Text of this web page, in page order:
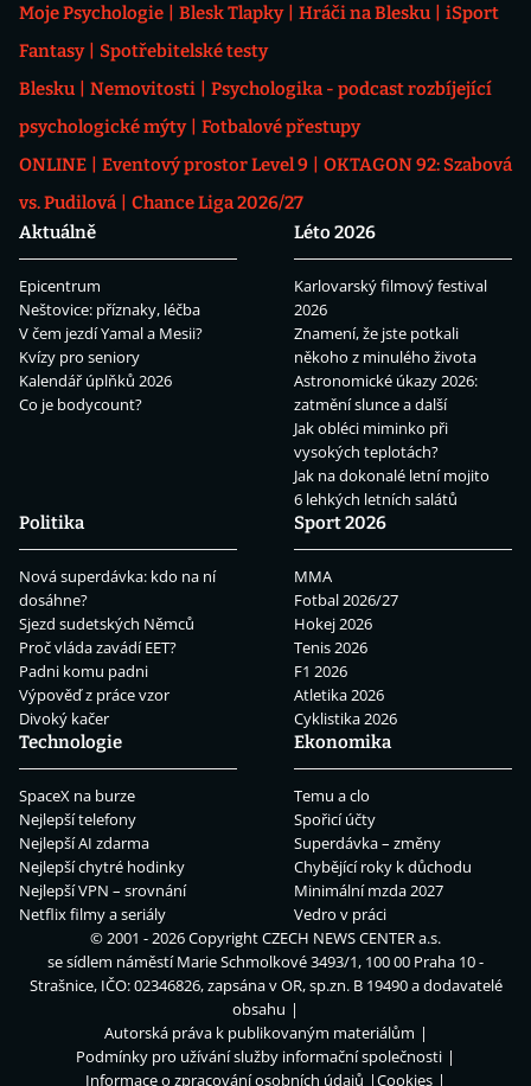
Moje Psychologie Blesk Tlapky Hráči na Blesku
iSport
Fantasy
Spotřebitelské testy
Blesku
Nemovitosti
Psychologika - podcast rozbíjející
psychologické mýty
Fotbalové přestupy
ONLINE
Eventový prostor Level 9
OKTAGON 92: Szabová
vs. Pudilová
Chance Liga 2026/27
Aktuálně
Epicentrum
Neštovice: příznaky, léčba
V čem jezdí Yamal a Mesii?
Kvízy pro seniory
Kalendář úplňků 2026
Co je bodycount?
Léto 2026
Karlovarský filmový festival
2026
Znamení, že jste potkali
někoho z minulého života
Astronomické úkazy 2026:
zatmění slunce a další
Jak obléci miminko při
vysokých teplotách?
Jak na dokonalé letní mojito
6 lehkých letních salátů
Politika
Nová superdávka: kdo na ní
dosáhne?
Sjezd sudetských Němců
Proč vláda zavádí EET?
Padni komu padni
Výpověď z práce vzor
Divoký kačer
Sport 2026
MMA
Fotbal 2026/27
Hokej 2026
Tenis 2026
F1 2026
Atletika 2026
Cyklistika 2026
Technologie
SpaceX na burze
Nejlepší telefony
Nejlepší AI zdarma
Nejlepší chytré hodinky
Nejlepší VPN – srovnání
Netflix filmy a seriály
Ekonomika
Temu a clo
Spořicí účty
Superdávka – změny
Chybějící roky k důchodu
Minimální mzda 2027
Vedro v práci
© 2001 - 2026 CopyrightCZECH NEWS CENTER a.s.
se sídlem náměstí Marie Schmolkové 3493/1, 100 00 Praha 10 -
Strašnice, IČO: 02346826, zapsána v OR, sp.zn. B 19490 a dodavatelé
obsahu
Autorská práva k publikovaným materiálům
Podmínky pro užívání služby informační společnosti
Informace o zpracování osobních údajů
Cookies